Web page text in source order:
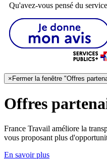
Qu'avez-vous pensé du
× Fermer la fenêtre "Offres
Offres
France Travail améliore la
vous proposant plus
En savoir plus